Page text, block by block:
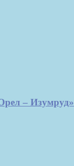
– Изумруд»